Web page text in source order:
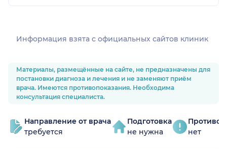
Информация взята c официальных сайтов клиник
Материалы, размещённые на сайте, не предназначены для
постановки диагноза и лечения и не заменяют приём
врача. Имеются противопоказания. Необходима
консультация специалиста.
Направление от врача
требуется
Подготовка
не нужна
нет